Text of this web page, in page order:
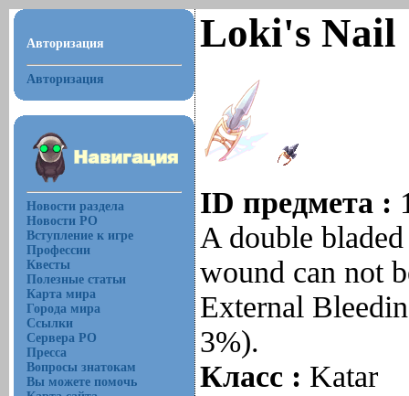
Авторизация
Авторизация
Новости раздела
Новости РО
Вступление к игре
Профессии
Квесты
Полезные статьи
Карта мира
Города мира
Ссылки
Сервера РО
Пресса
Вопросы знатокам
Вы можете помочь
Loki's Nail
ID предмета :
A double
wound can not
External
3%).
Класс : Katar